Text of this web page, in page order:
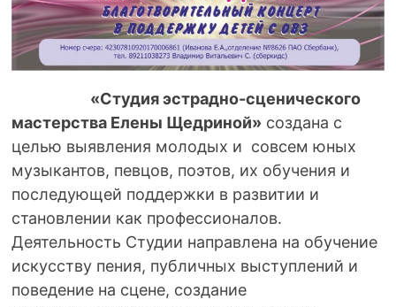
«Студия эстрадно-сценического
мастерства Елены Щедриной» создана с
целью выявления молодых и совсем юных
музыкантов, певцов, поэтов, их обучения и
последующей поддержки в развитии и
становлении как профессионалов.
Деятельность Студии направлена на обучение
искусству пения, публичных выступлений и
поведение на сцене, создание